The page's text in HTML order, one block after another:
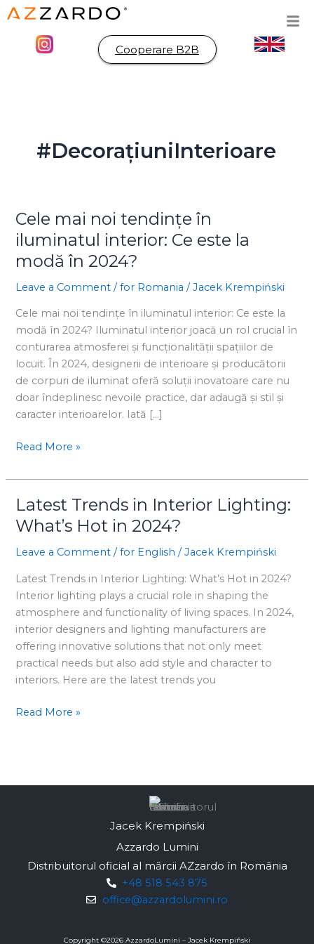
Skip
content
Cooperare B2B
#DecorațiuniInterioare
Cele mai noi tendințe în
iluminatul interior: Ce este la
modă în 2024?
Leave a Comment /for Romania /Jacek Krempiński
Cele mai noi tendințe în iluminatul interior: Ce este la
modă în 2024? Iluminatul interior joacă un rol crucial în
conturarea atmosferei și funcționalității spațiilor de
locuit. În 2024, designerii de interioare și producătorii
de corpuri de iluminat oferă soluții inovatoare care nu
doar îndeplinesc nevoile practice, dar adaugă și stil și
caracter interioarelor. Iată […]
Cele
mai
noi
tendințe
în
interior:
Ce
este
la
modă
în
2024?
Read More »
Latest Trends in Interior Lighting:
What’s Hot in 2024?
Leave a Comment /for English /Jacek Krempiński
Latest Trends in Interior Lighting: What’s Hot in 2024?
Interior lighting plays a crucial role in shaping the
atmosphere and functionality of living spaces. In 2024,
interior designers and lighting manufacturers are
offering innovative solutions that not only meet
practical needs but also add style and character to
interiors. Here are the latest trends you
Latest
Trends
Interior
Read More »
Jacek Krempiński
Azzardo Lumini
Distribuitorul oficial al mărcii AZzardo în România
+48 518 543 875
office@azzardolumini.ro
Copyright ©2026 AzzardoLumini – Jacek Krempiński